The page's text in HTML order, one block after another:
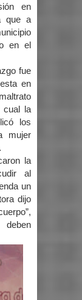
en
que a
en el
fue
en
cual la
los
mujer
la
al
un
dijo